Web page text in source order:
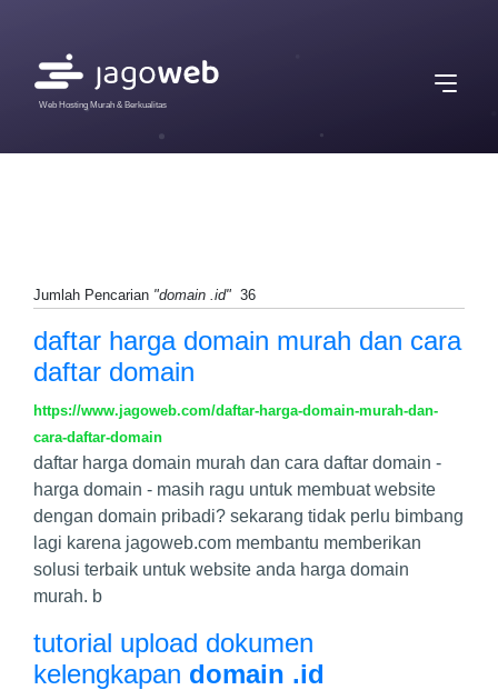
Web Hosting Murah & Berkualitas
Jumlah Pencarian "domain .id" 36
daftar harga domain murah dan cara
daftar domain
https://www.jagoweb.com/daftar-harga-domain-murah-dan-
cara-daftar-domain
daftar harga domain murah dan cara daftar domain -
harga domain - masih ragu untuk membuat website
dengan domain pribadi? sekarang tidak perlu bimbang
lagi karena jagoweb.com membantu memberikan
solusi terbaik untuk website anda harga domain
murah. b
tutorial upload dokumen
kelengkapan domain .id